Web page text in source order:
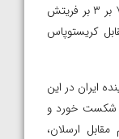
اوکراین را شکست داد، در دور بعد با نتیجه ۷ بر ۳ بر فریتش
با برد ۹ بر صفر مقابل کریستوپاس
ایران در این
شکست خورد و
ارسلان،